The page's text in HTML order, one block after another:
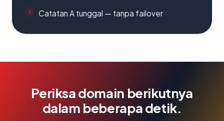
Catatan A tunggal — tanpa failover
Periksa domain berikutnya
dalam beberapa detik.